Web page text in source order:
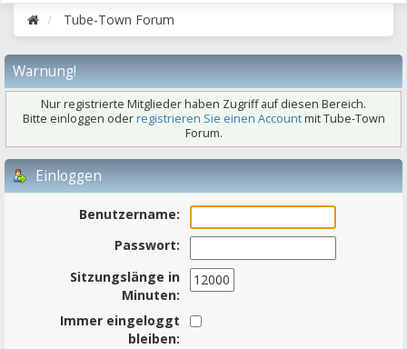
Tube-Town Forum
Warnung!
Nur registrierte Mitglieder haben Zugriff auf diesen Bereich.
Bitte einloggen oderregistrieren Sie einen Accountmit Tube-Town
Forum.
Einloggen
Benutzername:
Passwort:
Sitzungslänge in
Minuten:
Immer eingeloggt
bleiben: